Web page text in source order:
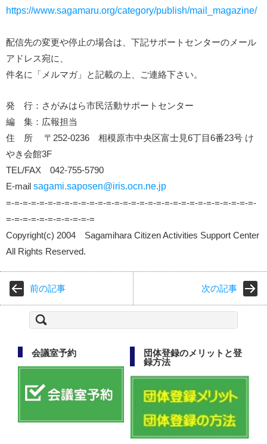
https://www.sagamaru.org/category/publish/mail_magazine/
配信先の変更や停止の場合は、下記サポートセンターのメール
アドレス宛に、
件名に「メルマガ」と記載の上、ご連絡下さい。
発 行：さがみはら市民活動サポートセンター
編 集：広報担当
住 所 〒252-0236 相模原市中央区富士見6丁目6番23号 け
やき会館3F
TEL/FAX 042-755-5790
E-mail sagami.saposen@iris.ocn.ne.jp
=-=-=-=-=-=-=-=-=-=-=-=-=-=-=-=-=-=-=-=-=-=-=-=-=-=-=-=-=-=-
=-=-=-=-=-=-=-=-=-=-=
Copyright(c) 2004 Sagamihara Citizen Activities Support Center
All Rights Reserved.
前の記事 次の記事
検
索:
会議室予約
団体登録のメリットと登
録方法